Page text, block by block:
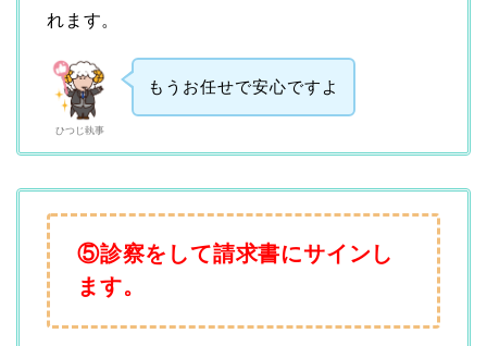
れます。
ひつじ執事
もうお任せで安心ですよ
⑤診察をして請求書にサインし
ます。